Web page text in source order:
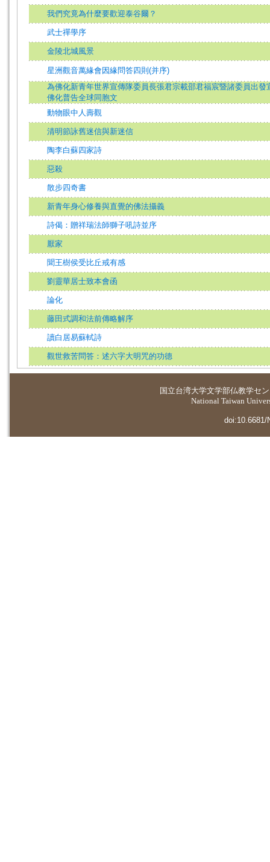
我們究竟為什麼要歡迎泰谷爾？
武士禪學序
金陵北城風景
星洲觀音萬緣會因緣問答四則(并序)
為佛化新青年世界宣傳隊委員長張君宗載邵君福宸暨諸委員出發
佛化普告全球同胞文
動物眼中人壽觀
清明節詠舊迷信與新迷信
陶李白蘇四家詩
惡殺
散步四奇書
新青年身心修養與直覺的佛法攝義
詩偈：贈祥瑞法師獅子吼詩並序
厭家
聞王樹侯受比丘戒有感
劉靈華居士致本會函
論化
藤田式調和法前傳略解序
讀白居易蘇軾詩
觀世救苦問答：述六字大明咒的功德
国立台湾大学文学部仏教学セ
National Taiwan
doi:10.6681/